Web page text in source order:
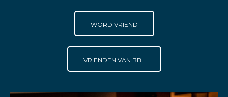
WORD VRIEND
VRIENDEN VAN BBL